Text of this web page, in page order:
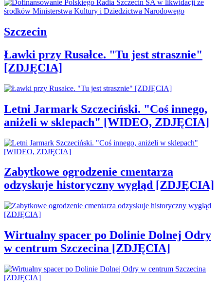
Szczecin
Ławki przy Rusałce. "Tu jest strasznie"
[ZDJĘCIA]
Letni Jarmark Szczeciński. "Coś innego,
aniżeli w sklepach" [WIDEO, ZDJĘCIA]
Zabytkowe ogrodzenie cmentarza
odzyskuje historyczny wygląd [ZDJĘCIA]
Wirtualny spacer po Dolinie Dolnej Odry
w centrum Szczecina [ZDJĘCIA]